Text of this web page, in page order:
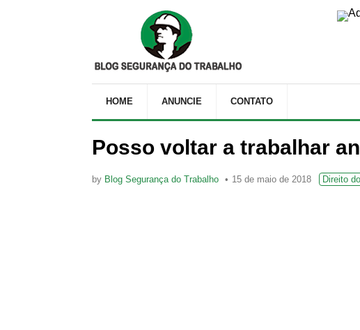
HOME ANUNCIE CONTATO
Posso voltar a trabalhar
by Blog Segurança do Trabalho 15 de maio de 2018 Direito